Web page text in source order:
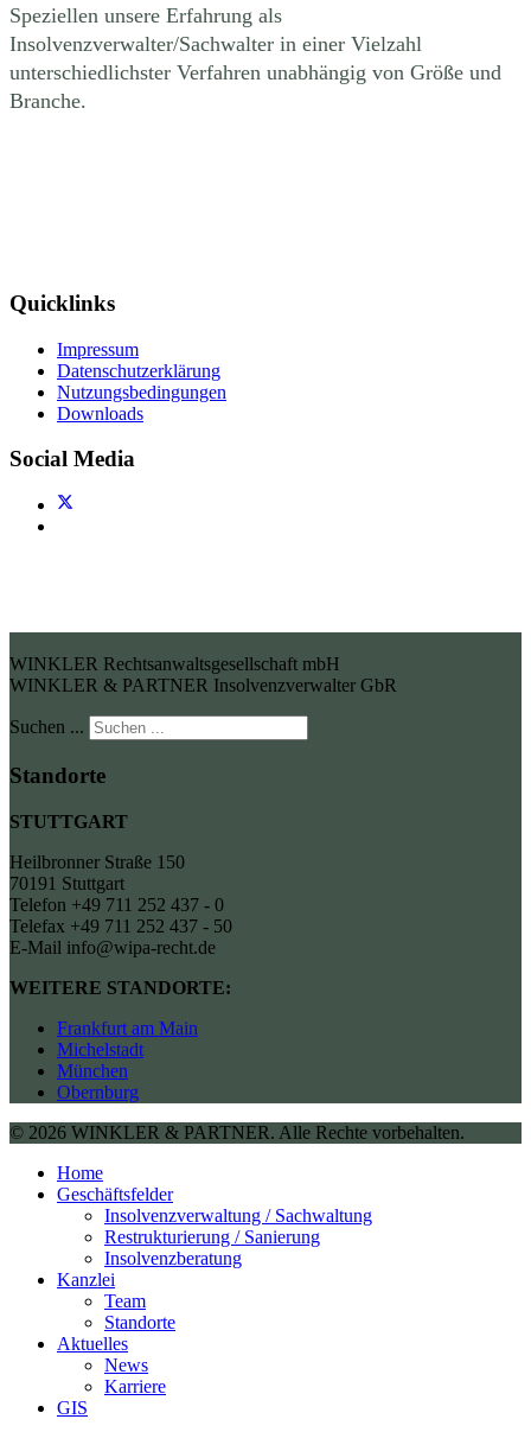
Speziellen unsere Erfahrung als
Insolvenzverwalter/Sachwalter in einer Vielzahl
unterschiedlichster Verfahren unabhängig von Größe und
Branche.
Quicklinks
Impressum
Datenschutzerklärung
Nutzungsbedingungen
Downloads
Social Media
WINKLER Rechtsanwaltsgesellschaft mbH
WINKLER & PARTNER Insolvenzverwalter GbR
Suchen ...
Standorte
STUTTGART
Heilbronner Straße 150
70191 Stuttgart
Telefon +49 711 252 437 - 0
Telefax +49 711 252 437 - 50
E-Mail info@wipa-recht.de
WEITERE STANDORTE:
Frankfurt am Main
Michelstadt
München
Obernburg
© 2026 WINKLER & PARTNER. Alle Rechte vorbehalten.
Home
Geschäftsfelder
Insolvenzverwaltung / Sachwaltung
Restrukturierung / Sanierung
Insolvenzberatung
Kanzlei
Team
Standorte
Aktuelles
News
Karriere
GIS